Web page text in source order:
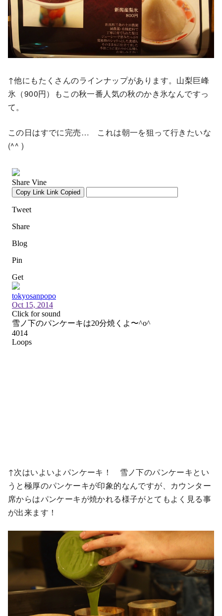
↑他にもたくさんのラインナップがあります。山梨巨峰
氷（900円）もこの秋一番人気の秋のかき氷なんですっ
て。
この日はすでに完売… これは朝一を狙って行きたいな
(^^ )
↑次はいよいよパンケーキ！ 雪ノ下のパンケーキとい
うと極厚のパンケーキが印象的なんですが、カウンター
席からはパンケーキが焼かれる様子がとてもよく見る事
が出来ます！